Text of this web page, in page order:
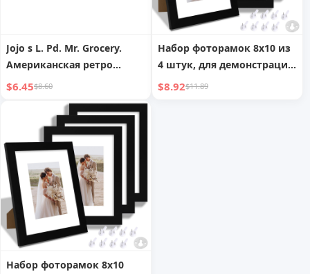
Jojo s L. Pd. Mr. Grocery.
Американская ретро
ностальгическая
фоторамка Украшение |
Синий и фиолетовый
$6.45$8.60
Набор фоторамок 8x10 из
4 штук, для демонстрации
фотографий 5x7 с паспарту
$8.92$11.89
Набор фоторамок 8x10